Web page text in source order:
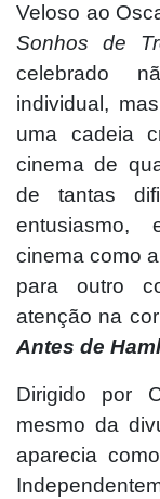
Veloso ao
Sonhos de
celebrado
individual,
uma cadeia
cinema de
de tantas
entusiasmo,
cinema como
para outro
atenção na
Antes de
Dirigido por
mesmo da
aparecia